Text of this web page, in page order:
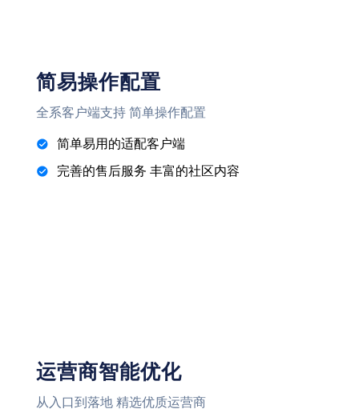
简易操作配置
全系客户端支持 简单操作配置
简单易用的适配客户端
完善的售后服务 丰富的社区内容
运营商智能优化
从入口到落地 精选优质运营商